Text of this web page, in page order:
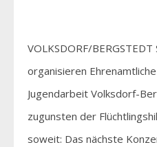
VOLKSDORF/
organisieren
Jugendarbeit Volksdorf-
zugunsten der
soweit: Das nächste